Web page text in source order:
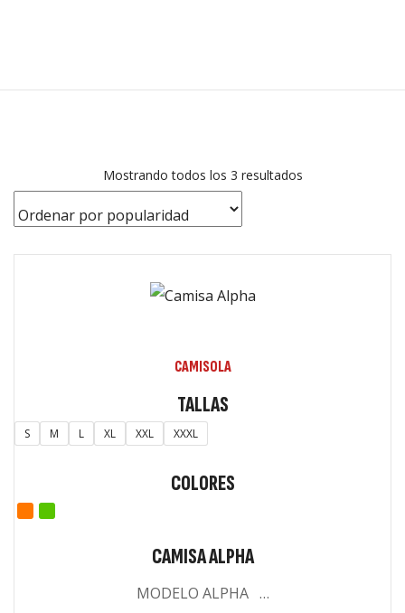
Contacto
Mostrando todos los 3 resultados
CAMISOLA
TALLAS
S M L XL XXL XXXL
COLORES
CAMISA ALPHA
MODELO ALPHA …